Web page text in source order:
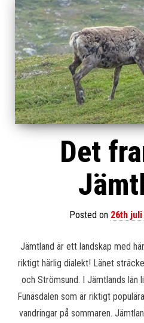
Det
Posted on 26th juli
Jämtland är ett landskap med
riktigt härlig dialekt! Länet
och Strömsund. I Jämtlands län
Funäsdalen som är riktigt
vandringar på sommaren.